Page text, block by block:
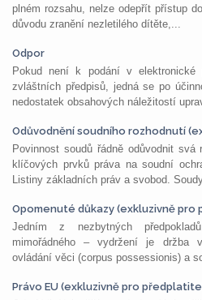
plném rozsahu, nelze odepřít přístup
důvodu zranění nezletilého dítěte,...
Odpor
Pokud není k podání v elektronické
zvláštních předpisů, jedná se po
nedostatek obsahových náležitostí
Odůvodnění soudního rozhodnutí
Povinnost soudů řádně odůvodnit svá
klíčových prvků práva na soudní
Listiny základních práv a svobod.
Opomenuté důkazy (exkluzivně
Jedním z nezbytných
mimořádného – vydržení je držba
ovládání věci (corpus possessionis) a
Právo EU (exkluzivně pro